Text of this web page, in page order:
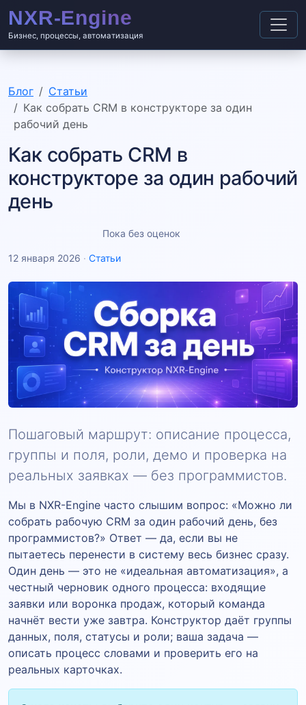
Бизнес, процессы, автоматизация
Блог
Статьи
Как собрать CRM в конструкторе за один
рабочий день
Как собрать CRM в
конструкторе за один рабочий
день
Пока без оценок
12 января 2026 · Статьи
Пошаговый маршрут: описание процесса,
группы и поля, роли, демо и проверка на
реальных заявках — без программистов.
Мы в NXR-Engine часто слышим вопрос: «Можно ли
собрать рабочую CRM за один рабочий день, без
программистов?» Ответ — да, если вы не
пытаетесь перенести в систему весь бизнес сразу.
Один день — это не «идеальная автоматизация», а
честный черновик одного процесса: входящие
заявки или воронка продаж, который команда
начнёт вести уже завтра. Конструктор даёт группы
данных, поля, статусы и роли; ваша задача —
описать процесс словами и проверить его на
реальных карточках.